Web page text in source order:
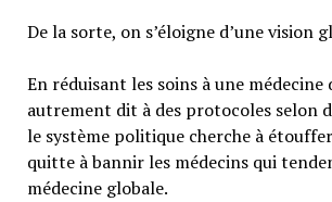
De la sorte, on s’éloigne d’une vision
En réduisant les soins à une
autrement dit à des protocoles selon
le système politique cherche à
quitte à bannir les médecins qui
médecine globale.